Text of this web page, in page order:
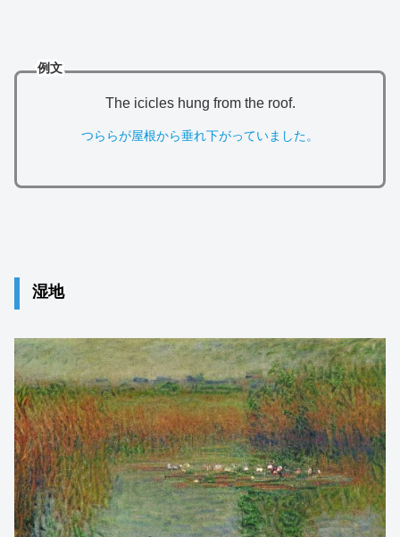
例文
The icicles hung from the roof.
つららが屋根から垂れ下がっていました。
湿地